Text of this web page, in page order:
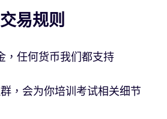
交易规则
，任何货币我们都支持
，会为你培训考试相关细节